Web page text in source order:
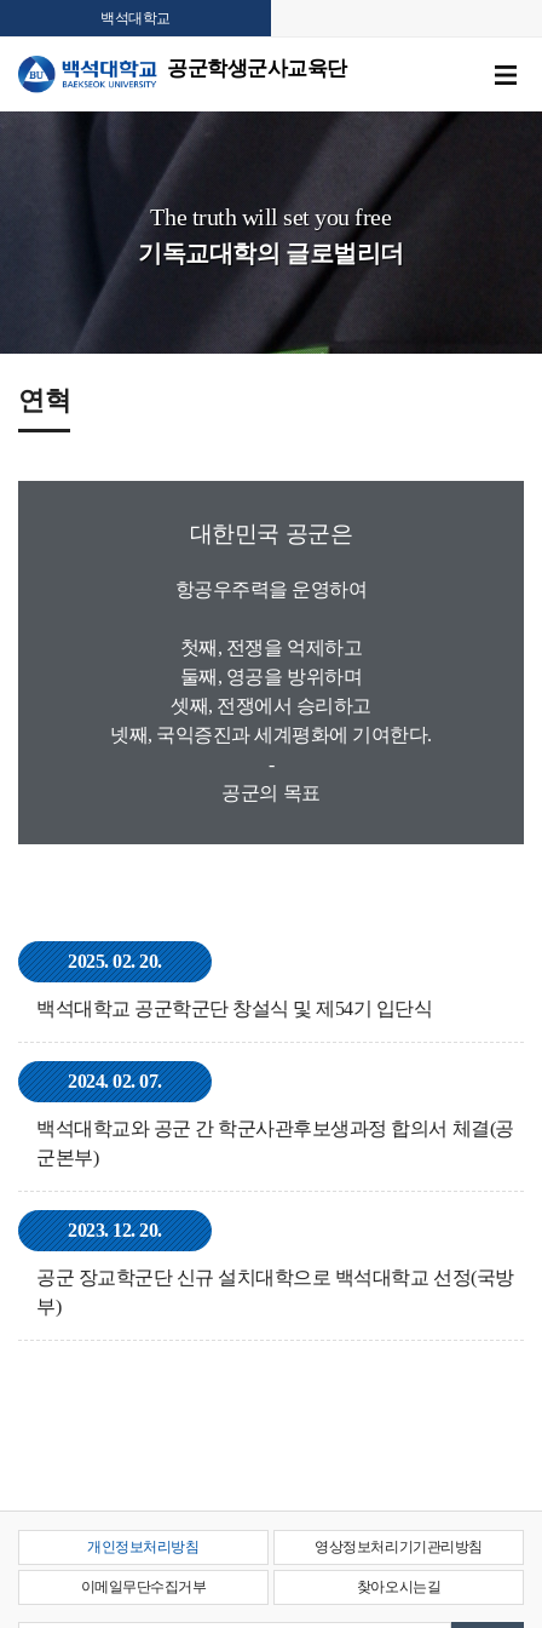
백석대학교
공군학생군사교육단
The truth will set you free
기독교대학의 글로벌리더
연혁
대한민국 공군은
항공우주력을 운영하여
첫째, 전쟁을 억제하고
둘째, 영공을 방위하며
셋째, 전쟁에서 승리하고
넷째, 국익증진과 세계평화에 기여한다.
-
공군의 목표
2025. 02. 20.
백석대학교 공군학군단 창설식 및 제54기 입단식
2024. 02. 07.
백석대학교와 공군 간 학군사관후보생과정 합의서 체결(공
군본부)
2023. 12. 20.
공군 장교학군단 신규 설치대학으로 백석대학교 선정(국방
부)
개인정보처리방침 영상정보처리기기관리방침
이메일무단수집거부 찾아오시는길